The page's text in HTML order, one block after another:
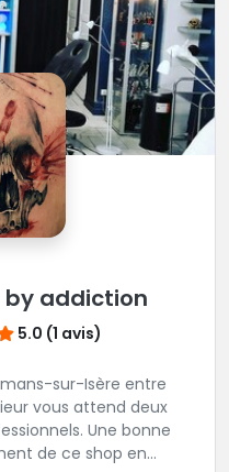
addiction
5.0 (1 avis)
sur-Isère entre
vous attend deux
Une bonne
de ce shop en